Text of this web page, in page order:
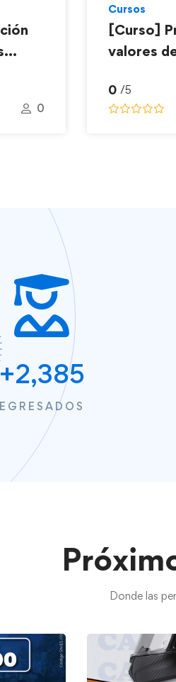
0
Cursos
[Curso]
valores
0 /5
2,385
EGRESADOS
Donde las